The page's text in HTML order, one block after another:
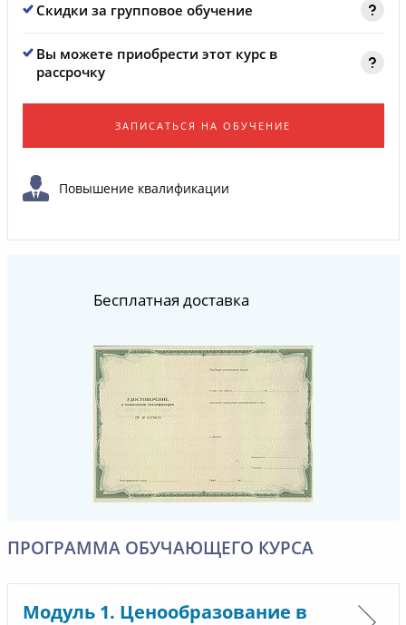
Скидки за групповое обучение
Вы можете приобрести этот курс в
рассрочку
ЗАПИСАТЬСЯ НА ОБУЧЕНИЕ
Повышение квалификации
Бесплатная доставка
ПРОГРАММА ОБУЧАЮЩЕГО КУРСА
Модуль 1. Ценообразование в